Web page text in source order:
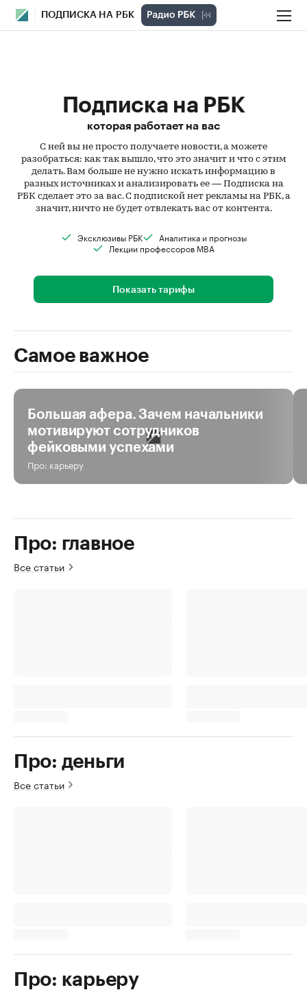
ПОДПИСКА НА РБК
Подписка на РБК
которая работает на вас
С ней вы не просто получаете новости, а можете
разобраться: как так вышло, что это значит и что с этим
делать. Вам больше не нужно искать информацию в
разных источниках и анализировать ее — Подписка на
РБК сделает это за вас. С подпиской нет рекламы на РБК, а
значит, ничто не будет отвлекать вас от контента.
Эксклюзивы РБК
Аналитика и прогнозы
Лекции профессоров MBA
Показать тарифы
Самое важное
Большая афера. Зачем начальники
мотивируют сотрудников
фейковыми успехами
Про: карьеру
Про: главное
Все статьи
Про: деньги
Все статьи
Про: карьеру